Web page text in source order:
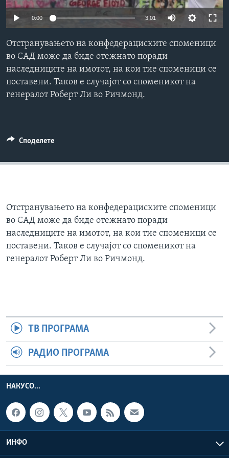
ИНТЕРВЈУА
Јазици
0:00 3:01
Отстранувањето на конфедерациските споменици
во САД може да биде отежнато поради
наследниците на имотот, на кои тие споменици се
поставени. Таков е случајот со споменикот на
генералот Роберт Ли во Ричмонд.
Споделете
Отстранувањето на конфедерациските споменици
во САД може да биде отежнато поради
наследниците на имотот, на кои тие споменици се
поставени. Таков е случајот со споменикот на
генералот Роберт Ли во Ричмонд.
ТВ ПРОГРАМА
РАДИО ПРОГРАМА
НАКУСО...
ИНФО